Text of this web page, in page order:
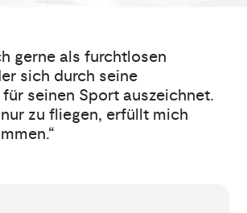
gerne als furchtlosen
sich durch seine
seinen Sport auszeichnet.
zu fliegen, erfüllt mich